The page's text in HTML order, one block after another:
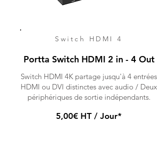
Switch HDMI 4
Portta Switch HDMI 2 in - 4 Out
Switch HDMI 4K partage jusqu'à 4 entrées
HDMI ou DVI distinctes avec audio / Deux
périphériques de sortie indépendants.
5,00€ HT / Jour*